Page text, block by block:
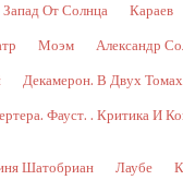
От Солнца Караев
Моэм Александр
Декамерон. В Двух
Фауст. . Критика И
Шатобриан Лаубе